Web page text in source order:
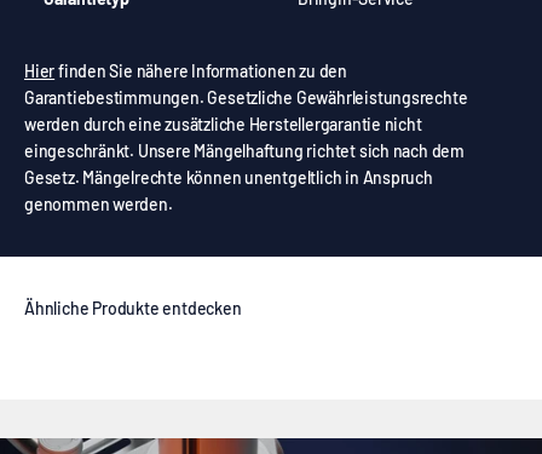
Hierfinden Sie nähere Informationen zu den
Garantiebestimmungen. Gesetzliche Gewährleistungsrechte
werden durch eine zusätzliche Herstellergarantie nicht
eingeschränkt. Unsere Mängelhaftung richtet sich nach dem
Gesetz. Mängelrechte können unentgeltlich in Anspruch
genommen werden.